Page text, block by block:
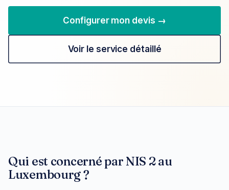
Configurer mon devis →
Voir le service détaillé
Qui est concerné par NIS 2 au
Luxembourg ?